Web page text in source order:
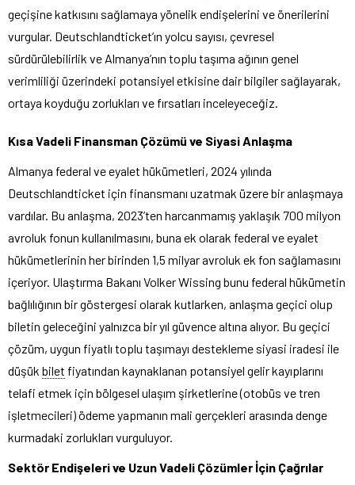
geçişine katkısını sağlamaya yönelik endişelerini ve önerilerini
vurgular. Deutschlandticket’ın yolcu sayısı, çevresel
sürdürülebilirlik ve Almanya’nın toplu taşıma ağının genel
verimliliği üzerindeki potansiyel etkisine dair bilgiler sağlayarak,
ortaya koyduğu zorlukları ve fırsatları inceleyeceğiz.
Kısa Vadeli Finansman Çözümü ve Siyasi Anlaşma
Almanya federal ve eyalet hükümetleri, 2024 yılında
Deutschlandticket için finansmanı uzatmak üzere bir anlaşmaya
vardılar. Bu anlaşma, 2023’ten harcanmamış yaklaşık 700 milyon
avroluk fonun kullanılmasını, buna ek olarak federal ve eyalet
hükümetlerinin her birinden 1,5 milyar avroluk ek fon sağlamasını
içeriyor. Ulaştırma Bakanı Volker Wissing bunu federal hükümetin
bağlılığının bir göstergesi olarak kutlarken, anlaşma geçici olup
biletin geleceğini yalnızca bir yıl güvence altına alıyor. Bu geçici
çözüm, uygun fiyatlı toplu taşımayı destekleme siyasi iradesi ile
düşük bilet fiyatından kaynaklanan potansiyel gelir kayıplarını
telafi etmek için bölgesel ulaşım şirketlerine (otobüs ve tren
işletmecileri) ödeme yapmanın mali gerçekleri arasında denge
kurmadaki zorlukları vurguluyor.
Sektör Endişeleri ve Uzun Vadeli Çözümler İçin Çağrılar